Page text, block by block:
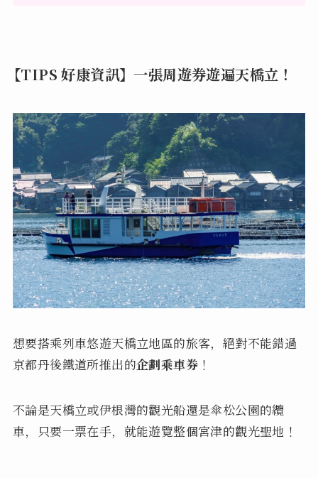
【TIPS 好康資訊】一張周遊券遊遍天橋立！
想要搭乘列車悠遊天橋立地區的旅客，絕對不能錯過
京都丹後鐵道所推出的企劃乘車券！
不論是天橋立或伊根灣的觀光船還是傘松公園的纜
車，只要一票在手，就能遊覽整個宮津的觀光聖地！